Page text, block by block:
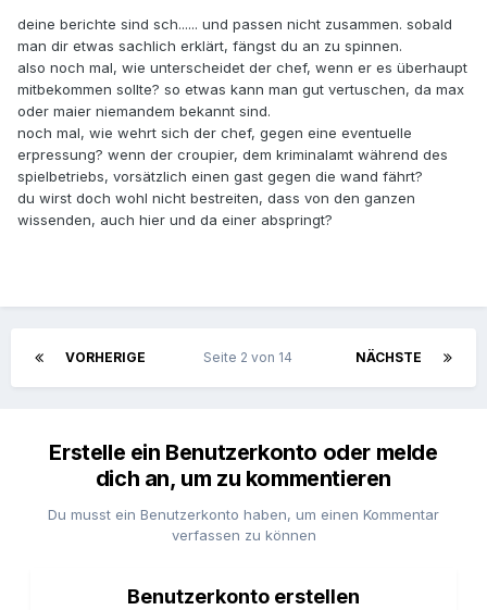
deine berichte sind sch...... und passen nicht zusammen. sobald
man dir etwas sachlich erklärt, fängst du an zu spinnen.
also noch mal, wie unterscheidet der chef, wenn er es überhaupt
mitbekommen sollte? so etwas kann man gut vertuschen, da max
oder maier niemandem bekannt sind.
noch mal, wie wehrt sich der chef, gegen eine eventuelle
erpressung? wenn der croupier, dem kriminalamt während des
spielbetriebs, vorsätzlich einen gast gegen die wand fährt?
du wirst doch wohl nicht bestreiten, dass von den ganzen
wissenden, auch hier und da einer abspringt?
VORHERIGE NÄCHSTE
Seite 2 von 14
Erstelle ein Benutzerkonto oder melde
dich an, um zu kommentieren
Du musst ein Benutzerkonto haben, um einen Kommentar
verfassen zu können
Benutzerkonto erstellen